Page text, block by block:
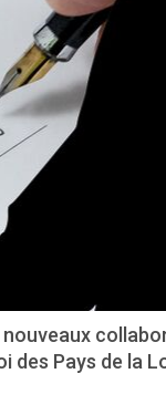
des Pays de la